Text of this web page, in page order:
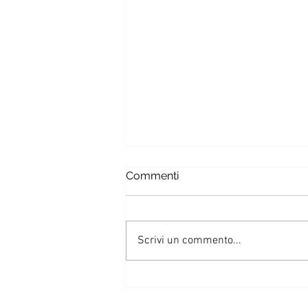
Commenti
Scrivi un commento...